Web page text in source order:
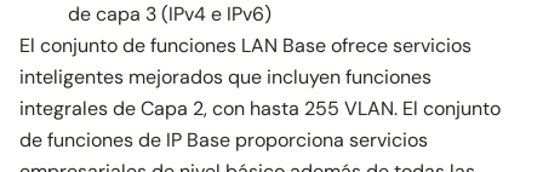
de capa 3 (IPv4 e IPv6)
El conjunto de funciones LAN Base ofrece servicios
inteligentes mejorados que incluyen funciones
integrales de Capa 2, con hasta 255 VLAN. El conjunto
de funciones de IP Base proporciona servicios